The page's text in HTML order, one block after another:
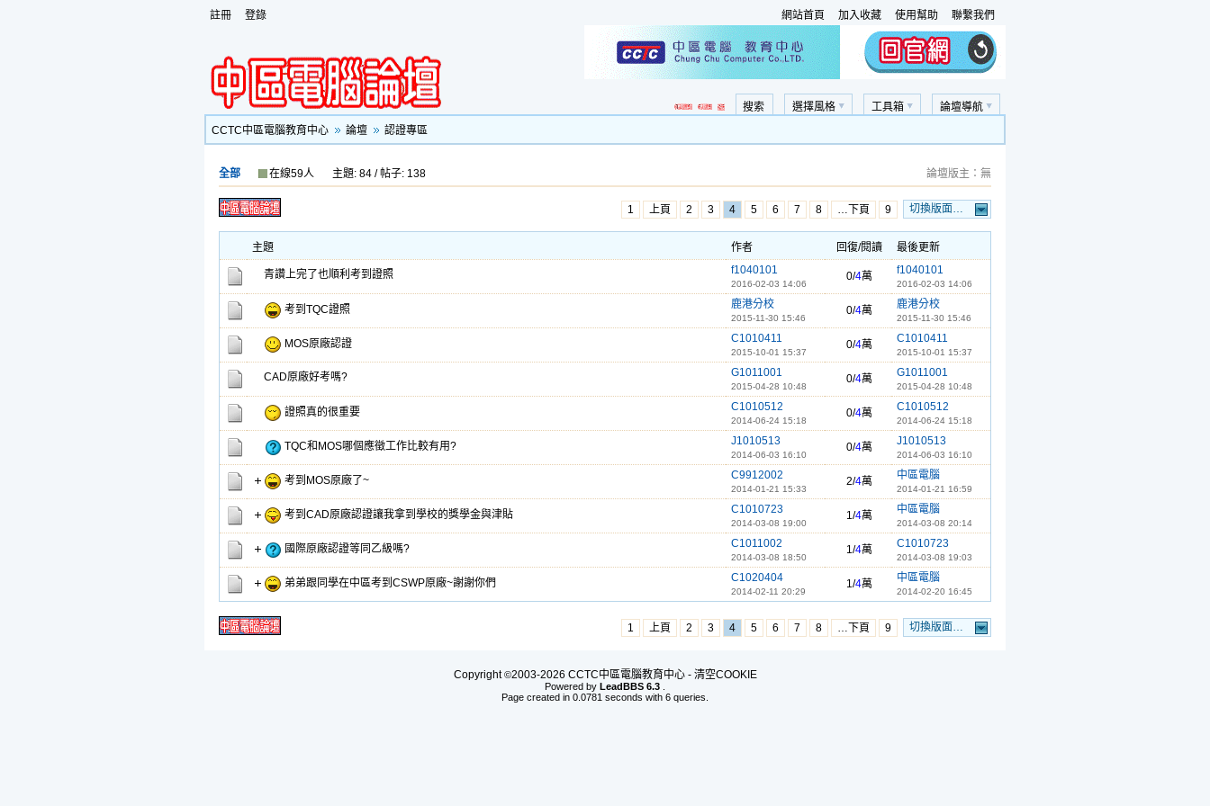
註冊 登錄 網站首頁 加入收藏 使用幫助 聯繫我們
論壇導航
工具箱
選擇風格
搜索
CCTC中區電腦教育中心
論壇 認證專區
全部 在線59人 主題: 84 / 帖子: 138 論壇版主：無
切換版面…
1 上頁 2 3 4 5 6 7 8 …下頁 9
主題 作者 回復/閱讀 最後更新
青讚上完了也順利考到證照 f1040101
2016-02-03 14:06
0/4萬 f1040101
2016-02-03 14:06
考到TQC證照 鹿港分校
2015-11-30 15:46
0/4萬 鹿港分校
2015-11-30 15:46
MOS原廠認證 C1010411
2015-10-01 15:37
0/4萬 C1010411
2015-10-01 15:37
CAD原廠好考嗎? G1011001
2015-04-28 10:48
0/4萬 G1011001
2015-04-28 10:48
證照真的很重要 C1010512
2014-06-24 15:18
0/4萬 C1010512
2014-06-24 15:18
TQC和MOS哪個應徵工作比較有用? J1010513
2014-06-03 16:10
0/4萬 J1010513
2014-06-03 16:10
考到MOS原廠了~ C9912002
2014-01-21 15:33
2/4萬 中區電腦
2014-01-21 16:59
考到CAD原廠認證讓我拿到學校的獎學金與津貼 C1010723
2014-03-08 19:00
1/4萬 中區電腦
2014-03-08 20:14
國際原廠認證等同乙級嗎? C1011002
2014-03-08 18:50
1/4萬 C1010723
2014-03-08 19:03
弟弟跟同學在中區考到CSWP原廠~謝謝你們 C1020404
2014-02-11 20:29
1/4萬 中區電腦
2014-02-20 16:45
切換版面…
1 上頁 2 3 4 5 6 7 8 …下頁 9
Copyright©2003-2026 CCTC中區電腦教育中心 - 清空COOKIE
Powered by LeadBBS 6.3
Page created in 0.0781 seconds with 6 queries.